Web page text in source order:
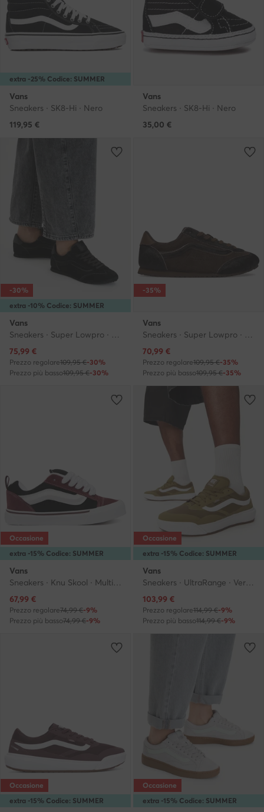
extra -25% Codice: SUMMER
Vans
Sneakers · SK8-Hi · Nero
119,95 €
Vans
Sneakers · SK8-Hi · Nero
35,00 €
extra -10% Codice: SUMMER
-30%
Vans
Sneakers · Super Lowpro · Nero
Prezzo attuale
75,99 €
Prezzo regolare109,95 €-30%
Prezzo più basso109,95 €-30%
-35%
Vans
Sneakers · Super Lowpro · Marrone
Prezzo attuale
70,99 €
Prezzo regolare109,95 €-35%
Prezzo più basso109,95 €-35%
extra -15% Codice: SUMMER
Occasione
Vans
Prezzo attuale
67,99 €
Prezzo regolare74,99 €-9%
Prezzo più basso74,99 €-9%
extra -15% Codice: SUMMER
Occasione
Vans
Prezzo attuale
103,99 €
Prezzo regolare114,99 €-9%
Prezzo più basso114,99 €-9%
extra -15% Codice: SUMMER
Occasione
extra -15% Codice: SUMMER
Occasione